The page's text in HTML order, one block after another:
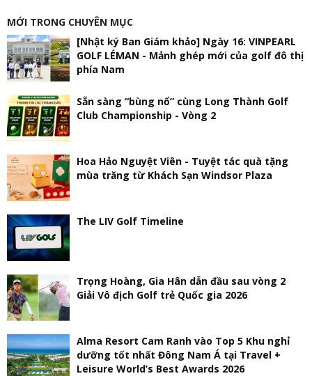
MỚI TRONG CHUYÊN MỤC
[Nhật ký Ban Giám khảo] Ngày 16: VINPEARL
GOLF LÉMAN - Mảnh ghép mới của golf đô thị
phía Nam
Sẵn sàng “bùng nổ” cùng Long Thành Golf
Club Championship - Vòng 2
Hoa Hảo Nguyệt Viên - Tuyệt tác quà tặng
mùa trăng từ Khách Sạn Windsor Plaza
The LIV Golf Timeline
Trọng Hoàng, Gia Hân dẫn đầu sau vòng 2
Giải Vô địch Golf trẻ Quốc gia 2026
Alma Resort Cam Ranh vào Top 5 Khu nghỉ
dưỡng tốt nhất Đông Nam Á tại Travel +
Leisure World’s Best Awards 2026